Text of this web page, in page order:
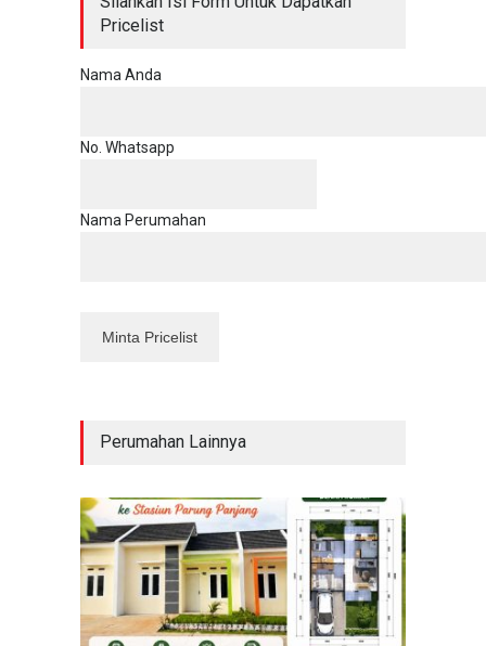
Pricelist
Nama Anda
No. Whatsapp
Nama Perumahan
Perumahan Lainnya